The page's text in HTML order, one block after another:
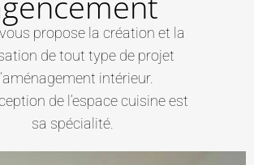
propose la création et la
de tout type de projet
intérieur.
de l’espace cuisine est
sa spécialité.